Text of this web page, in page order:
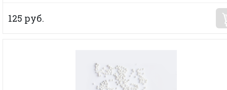
125 руб.